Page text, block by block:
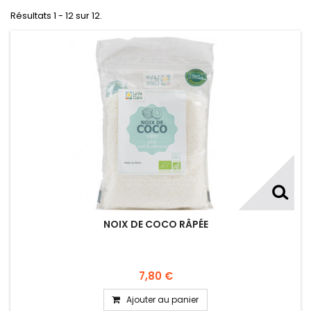
Résultats 1 - 12 sur 12.
NOIX DE COCO RÂPÉE
7,80 €
Ajouter au panier